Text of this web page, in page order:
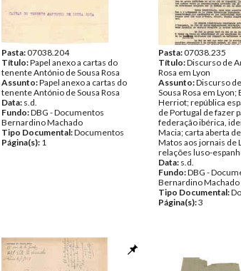
Pasta:07038.204
Título:Papel anexo a cartas do
tenente António de Sousa Rosa
Assunto:Papel anexo a cartas do
tenente António de Sousa Rosa
Data: s.d.
Fundo:DBG - Documentos
Bernardino Machado
Tipo Documental:Documentos
Página(s): 1
Pasta:07038.235
Título:Discurso de
Rosa em Lyon
Assunto:Discurso
Sousa Rosa em Lyon;
Herriot; república
de Portugal de fazer
federação ibérica,
Macia; carta aberta
Matos aos jornais de
relações luso-
Data: s.d.
Fundo:DBG -
Bernardino Machado
Tipo Documental:
Página(s):3